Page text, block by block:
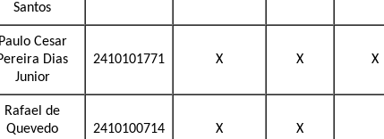
Santos
Paulo Cesar
Dias
Junior
2410101771 X X X
Rafael de
Quevedo
2410100714 X X